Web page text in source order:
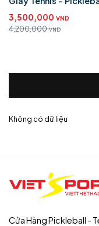
3,500,000 VND
4,200,000 VND
Không có dữ liệu
Cửa Hàng Pickleball -